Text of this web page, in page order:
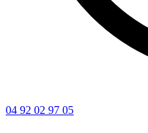
04 92 02 97 05